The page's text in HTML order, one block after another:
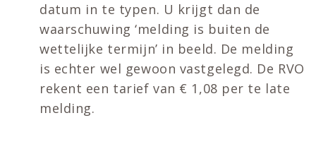
datum in te typen. U krijgt dan de
waarschuwing ‘melding is buiten de
wettelijke termijn’ in beeld. De melding
is echter wel gewoon vastgelegd. De RVO
rekent een tarief van € 1,08 per te late
melding.